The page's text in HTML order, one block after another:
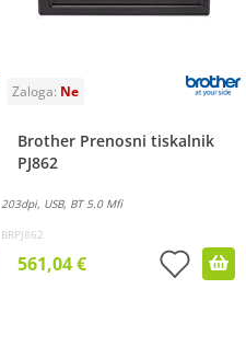
Brother Prenosni tiskalnik
PJ862
203dpi, USB, BT 5.0 Mfi
BRPJ862
561,04 €